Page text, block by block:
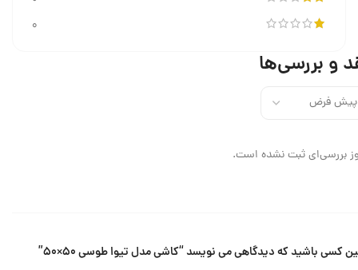
0
و بررسی‌ها
بررسی‌ای ثبت نشده است.
کسی باشید که دیدگاهی می نویسد “کاشی مدل تیوا طوسی ۵۰×۵۰”